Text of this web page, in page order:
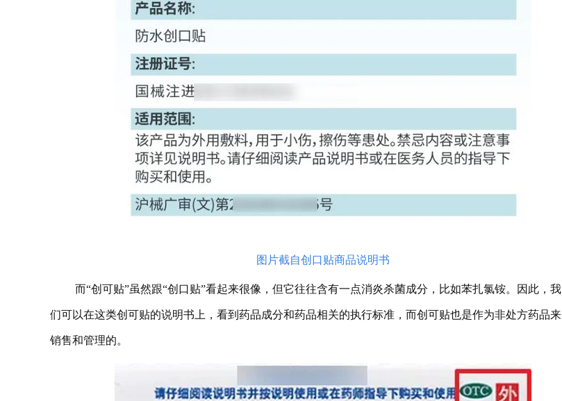
图片截自创口贴商品说明书
而“创可贴”虽然跟“创口贴”看起来很像，但它往往含有一点消炎杀菌成分，比如苯扎氯铵。因此，我
们可以在这类创可贴的说明书上，看到药品成分和药品相关的执行标准，而创可贴也是作为非处方药品来
销售和管理的。